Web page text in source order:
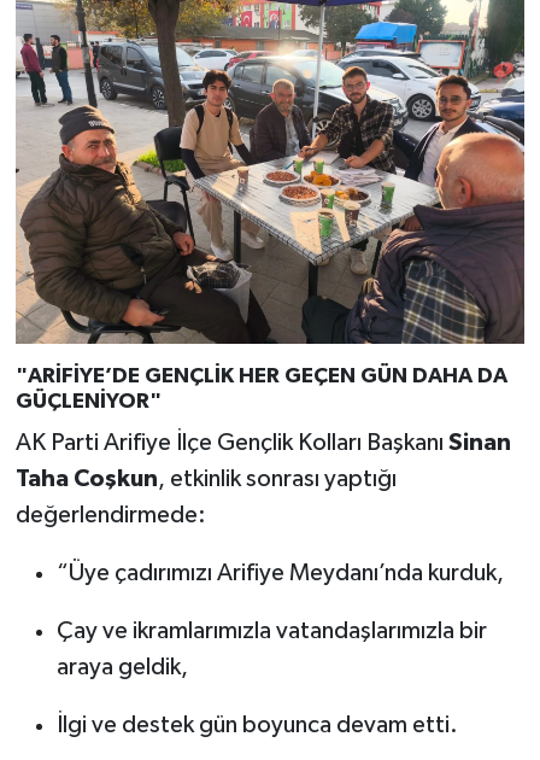
"ARİFİYE’DE GENÇLİK HER GEÇEN GÜN DAHA DA
GÜÇLENİYOR"
AK Parti Arifiye İlçe Gençlik Kolları Başkanı Sinan
Taha Coşkun, etkinlik sonrası yaptığı
değerlendirmede:
“Üye çadırımızı Arifiye Meydanı’nda kurduk,
Çay ve ikramlarımızla vatandaşlarımızla bir
araya geldik,
İlgi ve destek gün boyunca devam etti.